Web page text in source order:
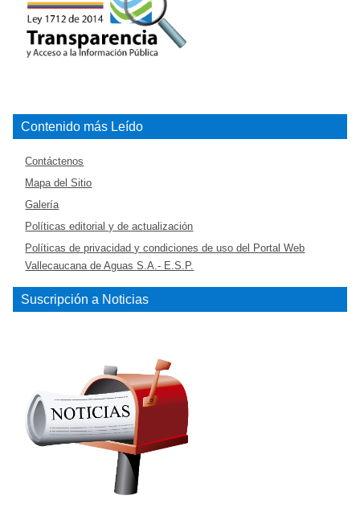
Contenido más Leído
Contáctenos
Mapa del Sitio
Galería
Políticas editorial y de actualización
Políticas de privacidad y condiciones de uso del Portal Web
Vallecaucana de Aguas S.A.- E.S.P.
Suscripción a Noticias